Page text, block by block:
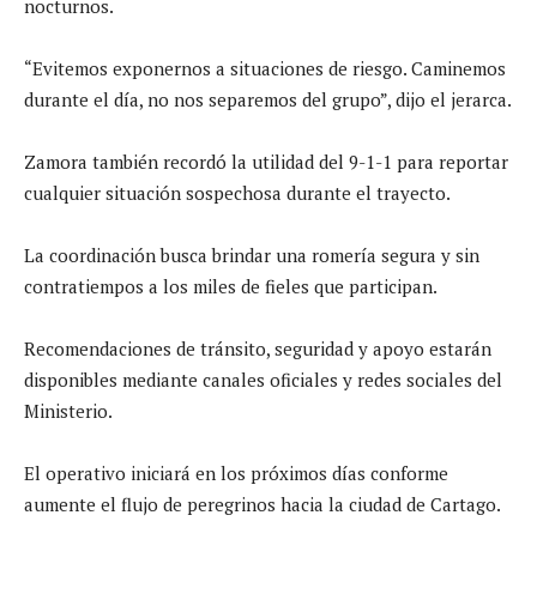
nocturnos.
“Evitemos exponernos a situaciones de riesgo. Caminemos
durante el día, no nos separemos del grupo”, dijo el jerarca.
Zamora también recordó la utilidad del 9-1-1 para reportar
cualquier situación sospechosa durante el trayecto.
La coordinación busca brindar una romería segura y sin
contratiempos a los miles de fieles que participan.
Recomendaciones de tránsito, seguridad y apoyo estarán
disponibles mediante canales oficiales y redes sociales del
Ministerio.
El operativo iniciará en los próximos días conforme
aumente el flujo de peregrinos hacia la ciudad de Cartago.